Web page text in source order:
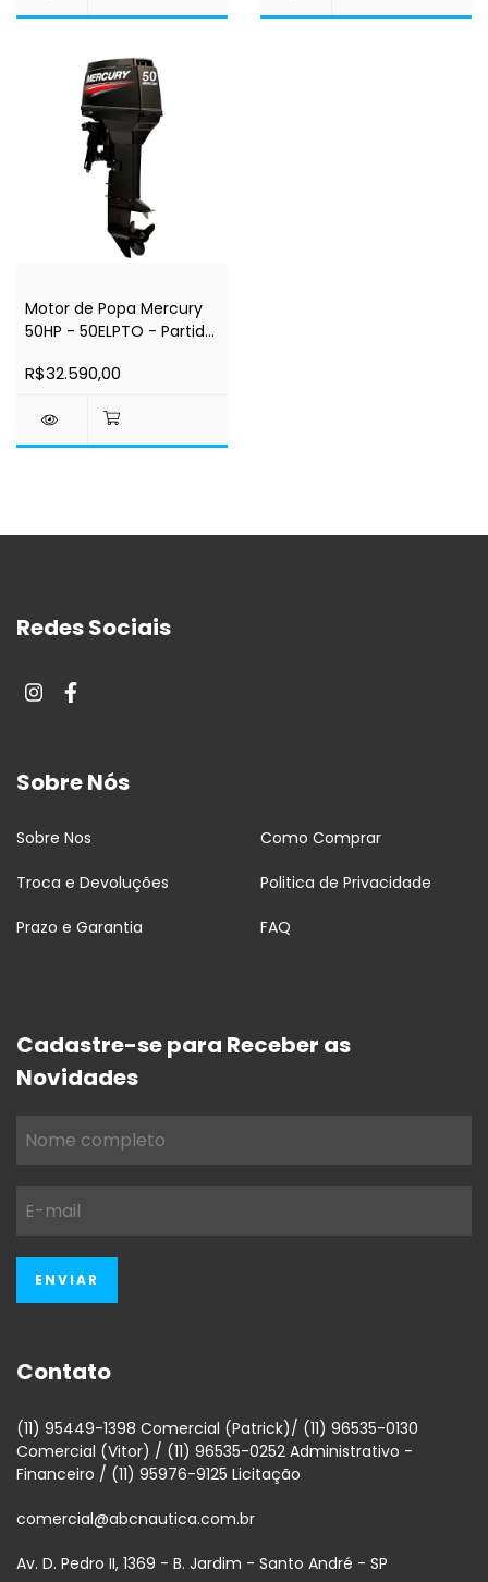
Motor de Popa Mercury
50HP - 50ELPTO - Partida
Distância - Power Trim -
R$32.590,00
Redes Sociais
Sobre Nós
Sobre Nos Como Comprar
Troca e Devoluções Politica de Privacidade
Prazo e Garantia FAQ
Cadastre-se para Receber as
Novidades
Contato
(11) 95449-1398 Comercial (Patrick)/ (11) 96535-0130
Comercial (Vitor) / (11) 96535-0252 Administrativo -
Financeiro / (11) 95976-9125 Licitação
comercial@abcnautica.com.br
Av. D. Pedro II, 1369 - B. Jardim - Santo André - SP